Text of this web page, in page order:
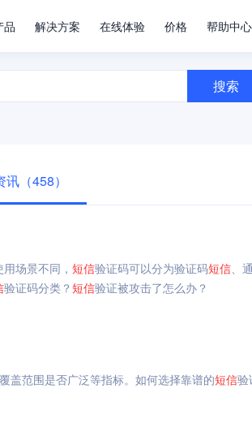
品 解决方案 在线体验 价格 帮助中心
搜索
（458）
场景不同， 短信验证码可以分为验证码短信、
验证码分类？ 短信验证被攻击了怎么办？
盖范围是否广泛等指标。如何选择靠谱的短信验